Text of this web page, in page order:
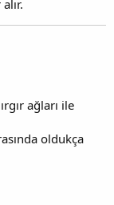
ağları ile
oldukça